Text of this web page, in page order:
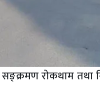
रोकथाम तथा